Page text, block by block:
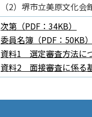
（2）堺市立美原文化
次第（PDF：34KB）
委員名簿（PDF：50KB）
資料1 選定審査方法に
資料2 面接審査に係る